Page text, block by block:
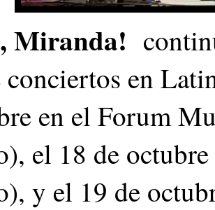
Miranda!
conciertos en
en el Forum
el 18 de
y el 19 de